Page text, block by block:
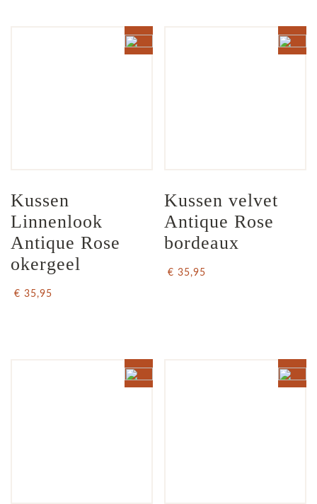
Kussen
Linnenlook
Antique Rose
okergeel
€ 35,95
Kussen velvet
Antique Rose
bordeaux
€ 35,95